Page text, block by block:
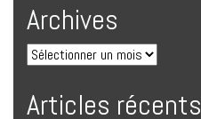
Archives
Articles récents